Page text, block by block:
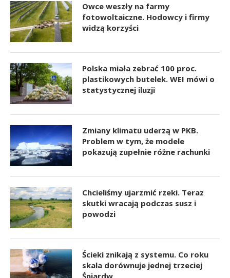
Owce weszły na farmy
fotowoltaiczne. Hodowcy i firmy
widzą korzyści
Polska miała zebrać 100 proc.
plastikowych butelek. WEI mówi o
statystycznej iluzji
Zmiany klimatu uderzą w PKB.
Problem w tym, że modele
pokazują zupełnie różne rachunki
Chcieliśmy ujarzmić rzeki. Teraz
skutki wracają podczas susz i
powodzi
Ścieki znikają z systemu. Co roku
skala dorównuje jednej trzeciej
Śniardw